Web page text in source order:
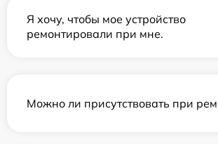
Я хочу, чтобы мое устройство
ремонтировали при мне.
Можно ли присутствовать при